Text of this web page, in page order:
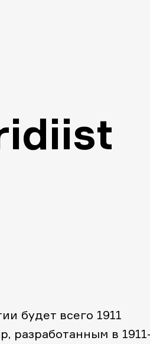
будет всего 1911
разработанным в 1911-